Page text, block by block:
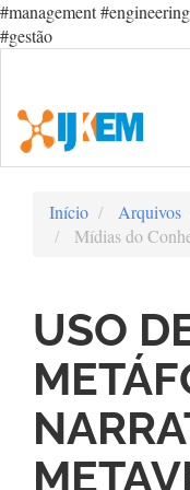
#management
#gestão
Conteúdo
principal
Barra
Início Arquivos
Mídias do
USO